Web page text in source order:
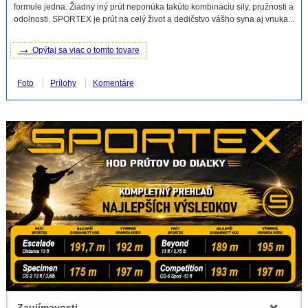
formule jedna. Žiadny iný prút neponúka takúto kombináciu sily, pružnosti a
odolnosti. SPORTEX je prút na celý život a dedičstvo vášho syna aj vnuka...
→ Opýtaj sa viac o tomto tovare
Foto Prílohy Komentáre